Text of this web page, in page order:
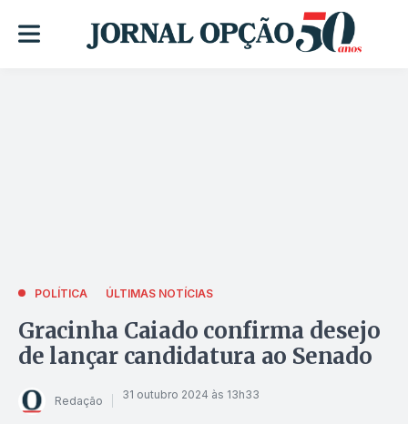
POLÍTICA ÚLTIMAS NOTÍCIAS
Gracinha Caiado confirma desejo
de lançar candidatura ao Senado
Redação 31 outubro 2024 às 13h33